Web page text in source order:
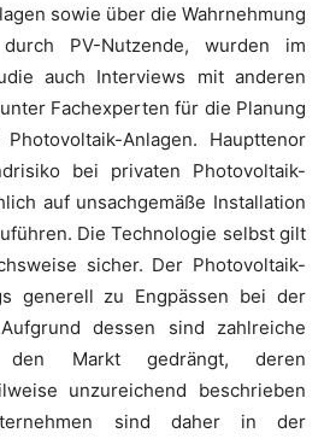
sowie über die Wahrnehmung
PV-Nutzende, wurden im
auch Interviews mit anderen
Fachexperten für die Planung
Anlagen. Haupttenor
bei privaten Photovoltaik-
auf unsachgemäße Installation
Die Technologie selbst gilt
sicher. Der Photovoltaik-
generell zu Engpässen bei der
dessen sind zahlreiche
den Markt gedrängt, deren
unzureichend beschrieben
sind daher in der